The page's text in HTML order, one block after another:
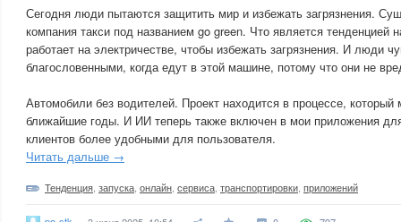
Сегодня люди пытаются защитить мир и избежать загрязнения.
компания такси под названием go green. Что является тенденцией
работает на электричестве, чтобы избежать загрязнения. И люди
благословенными, когда едут в этой машине, потому что они не
Автомобили без водителей. Проект находится в процессе,
ближайшие годы. И ИИ теперь также включен в мои приложения
клиентов более удобными для пользователя.
Читать дальше →
Тенденция запуска онлайн сервиса транспортировки приложений